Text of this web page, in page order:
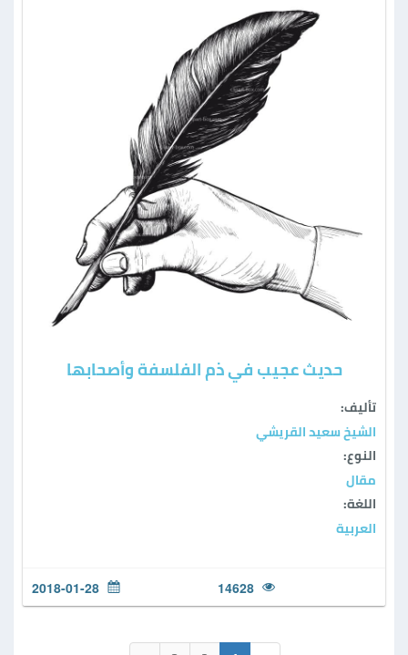
حديث عجيب في ذم الفلسفة وأصحابها
تأليف:
الشيخ سعيد القريشي
النوع:
مقال
اللغة:
العربية
14628
2018-01-28